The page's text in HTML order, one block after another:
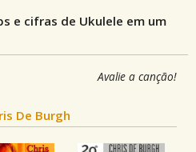
e cifras de Ukulele em um
Avalie a canção!
De Burgh